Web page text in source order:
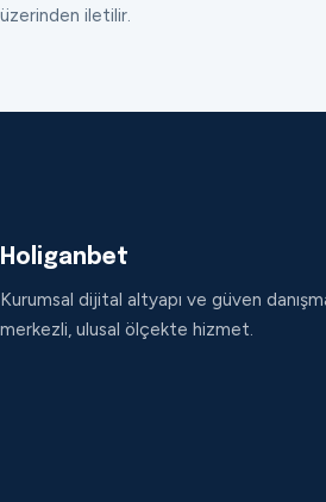
üzerinden iletilir.
Holiganbet
Kurumsal dijital altyapı ve güven
merkezli, ulusal ölçekte hizmet.